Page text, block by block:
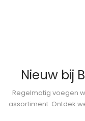
Nieuw bij
Regelmatig voegen
assortiment. Ontdek